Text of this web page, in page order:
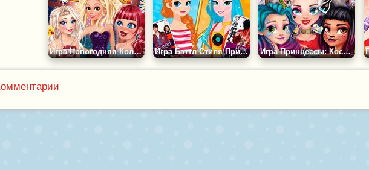
Игра Новогодняя Коллекция Принцесс Игра Баттл Стиля Принцесс Диснея Игра Принцессы: Косплей-Фестиваль